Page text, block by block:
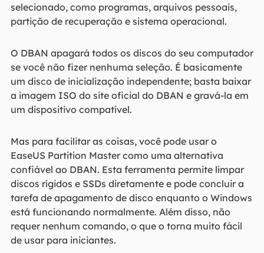
selecionado, como programas, arquivos pessoais,
partição de recuperação e sistema operacional.
O DBAN apagará todos os discos do seu computador
se você não fizer nenhuma seleção. É basicamente
um disco de inicialização independente; basta baixar
a imagem ISO do site oficial do DBAN e gravá-la em
um dispositivo compatível.
Mas para facilitar as coisas, você pode usar o
EaseUS Partition Master como uma alternativa
confiável ao DBAN. Esta ferramenta permite limpar
discos rígidos e SSDs diretamente e pode concluir a
tarefa de apagamento de disco enquanto o Windows
está funcionando normalmente. Além disso, não
requer nenhum comando, o que o torna muito fácil
de usar para iniciantes.